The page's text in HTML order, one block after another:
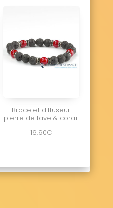
Bracelet diffuseur
pierre de lave & corail
16,90€